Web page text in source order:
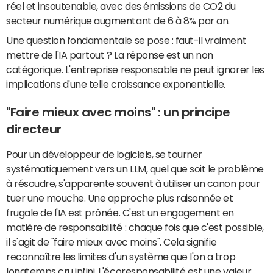
réel et insoutenable, avec des émissions de CO2 du
secteur numérique augmentant de 6 à 8% par an.
Une question fondamentale se pose : faut-il vraiment
mettre de l'IA partout ? La réponse est un non
catégorique. L'entreprise responsable ne peut ignorer les
implications d'une telle croissance exponentielle.
"Faire mieux avec moins" : un principe
directeur
Pour un développeur de logiciels, se tourner
systématiquement vers un LLM, quel que soit le problème
à résoudre, s'apparente souvent à utiliser un canon pour
tuer une mouche. Une approche plus raisonnée et
frugale de l'IA est prônée. C'est un engagement en
matière de responsabilité : chaque fois que c'est possible,
il s'agit de "faire mieux avec moins". Cela signifie
reconnaître les limites d'un système que l'on a trop